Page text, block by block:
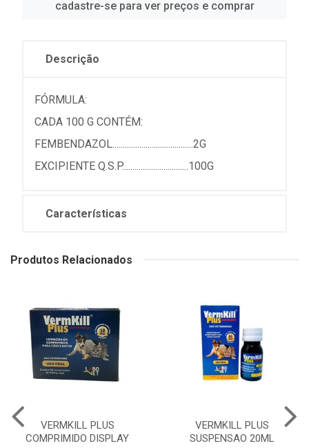
cadastre-se para ver preços e comprar
Descrição
FÓRMULA:
CADA 100 G CONTÉM:
FEMBENDAZOL.......................................2G
EXCIPIENTE Q.S.P................................100G
Características
Produtos Relacionados
VERMKILL PLUS
COMPRIMIDO DISPLAY
VERMKILL PLUS
SUSPENSAO 20ML